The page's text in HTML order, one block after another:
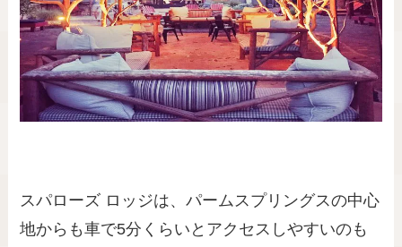
スパローズ ロッジは、パームスプリングスの中心
地からも車で5分くらいとアクセスしやすいのも